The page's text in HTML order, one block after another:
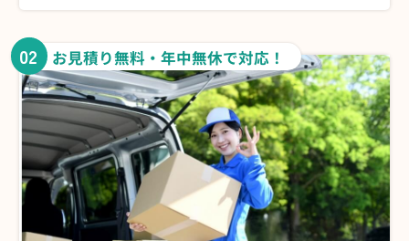
02 お見積り無料・年中無休で対応！